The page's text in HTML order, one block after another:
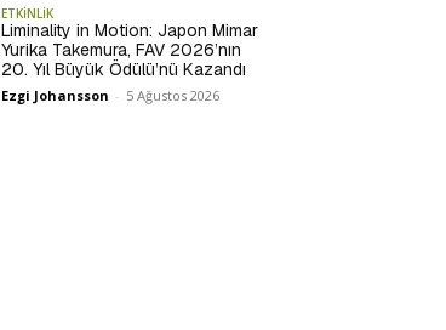
ETKİNLİK
Liminality in Motion: Japon Mimar
Yurika Takemura, FAV 2026’nın
20. Yıl Büyük Ödülü’nü Kazandı
Ezgi Johansson - 5 Ağustos 2026